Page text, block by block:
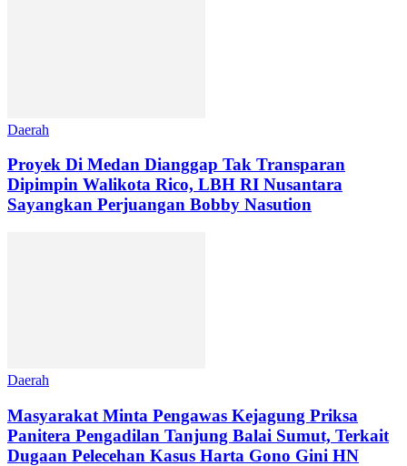
Daerah
Proyek Di Medan Dianggap Tak Transparan
Dipimpin Walikota Rico, LBH RI Nusantara
Sayangkan Perjuangan Bobby Nasution
Daerah
Masyarakat Minta Pengawas Kejagung Priksa
Panitera Pengadilan Tanjung Balai Sumut, Terkait
Dugaan Pelecehan Kasus Harta Gono Gini HN